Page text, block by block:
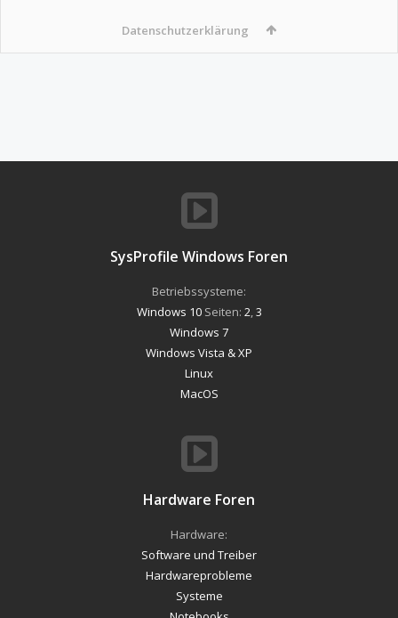
Datenschutzerklärung
SysProfile Windows Foren
Betriebssysteme:
Windows 10Seiten: 2,3
Windows 7
Windows Vista & XP
Linux
MacOS
Hardware Foren
Hardware:
Software und Treiber
Hardwareprobleme
Systeme